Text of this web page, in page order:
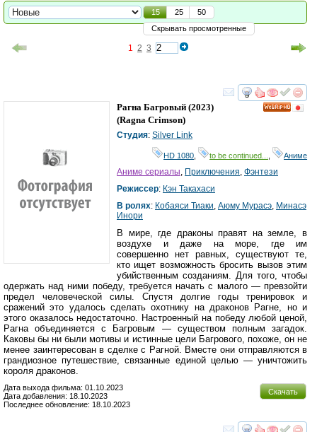
15 25
50
Скрывать просмотренные
1 2 3
смотреть
Рагна Багровый (2023)
(Ragna Crimson)
Студия: Silver Link
HD 1080 to be continued... Аниме
Аниме сериалы Приключения Фэнтези
Режиссер: Кэн Такахаси
В ролях: Кобаяси Тиаки Аюму Мурасэ Минасэ
Инори
В мире, где драконы правят на земле, в
воздухе и даже на море, где им
совершенно нет равных, существуют те,
кто ищет возможность бросить вызов этим
убийственным созданиям. Для того, чтобы
одержать над ними победу, требуется начать с малого — превзойти
предел человеческой силы. Спустя долгие годы тренировок и
сражений это удалось сделать охотнику на драконов Рагне, но и
этого оказалось недостаточно. Настроенный на победу любой ценой,
Рагна объединяется с Багровым — существом полным загадок.
Каковы бы ни были мотивы и истинные цели Багрового, похоже, он не
менее заинтересован в сделке с Рагной. Вместе они отправляются в
грандиозное путешествие, связанные единой целью — уничтожить
короля драконов.
Скачать
Дата выхода фильма: 01.10.2023
Дата добавления: 18.10.2023
Последнее обновление: 18.10.2023